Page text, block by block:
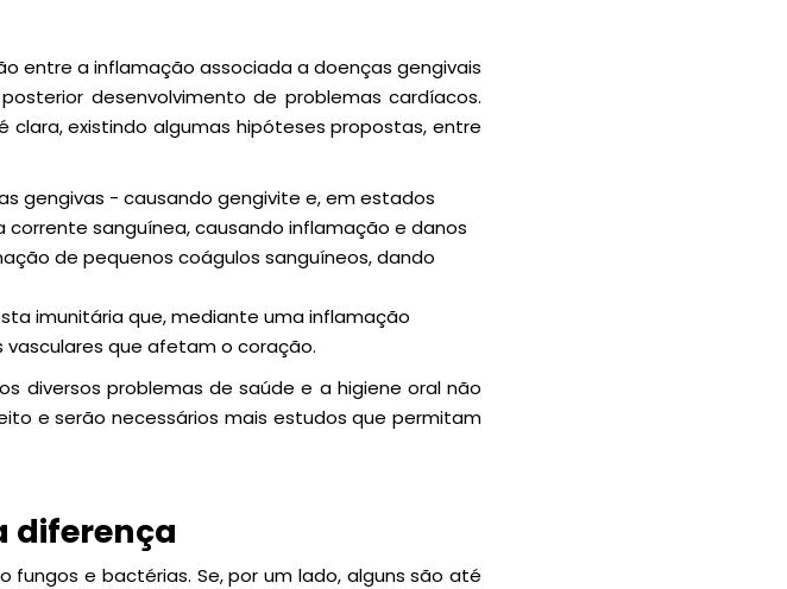
entre a inflamação associada a doenças gengivais
desenvolvimento de problemas cardíacos.
existindo algumas hipóteses propostas, entre
gengivas - causando gengivite e, em estados
sanguínea, causando inflamação e danos
de pequenos coágulos sanguíneos, dando
imunitária que, mediante uma inflamação
que afetam o coração.
diversos problemas de saúde e a higiene oral não
e serão necessários mais estudos que permitam
diferença
e bactérias. Se, por um lado, alguns são até